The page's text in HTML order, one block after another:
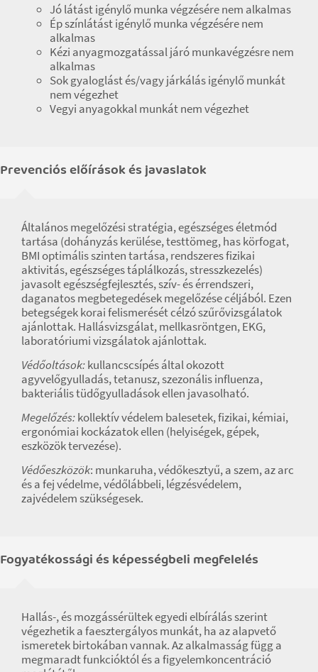
Jó látást igénylő munka végzésére nem alkalmas
Ép színlátást igénylő munka végzésére nem
alkalmas
Kézi anyagmozgatással járó munkavégzésre nem
alkalmas
Sok gyaloglást és/vagy járkálás igénylő munkát
nem végezhet
Vegyi anyagokkal munkát nem végezhet
Prevenciós előírások és javaslatok
Általános megelőzési stratégia, egészséges életmód
tartása (dohányzás kerülése, testtömeg, has körfogat,
BMI optimális szinten tartása, rendszeres fizikai
aktivitás, egészséges táplálkozás, stresszkezelés)
javasolt egészségfejlesztés, szív- és érrendszeri,
daganatos megbetegedések megelőzése céljából. Ezen
betegségek korai felismerését célzó szűrővizsgálatok
ajánlottak. Hallásvizsgálat, mellkasröntgen, EKG,
laboratóriumi vizsgálatok ajánlottak.
Védőoltások:kullancscsípés által okozott
agyvelőgyulladás, tetanusz, szezonális influenza,
bakteriális tüdőgyulladások ellen javasolható.
Megelőzés:kollektív védelem balesetek, fizikai, kémiai,
ergonómiai kockázatok ellen (helyiségek, gépek,
eszközök tervezése).
Védőeszközök: munkaruha, védőkesztyű, a szem, az arc
és a fej védelme, védőlábbeli, légzésvédelem,
zajvédelem szükségesek.
Fogyatékossági és képességbeli megfelelés
Hallás-, és mozgássérültek egyedi elbírálás szerint
végezhetik a faesztergályos munkát, ha az alapvető
ismeretek birtokában vannak. Az alkalmasság függ a
megmaradt funkcióktól és a figyelemkoncentráció